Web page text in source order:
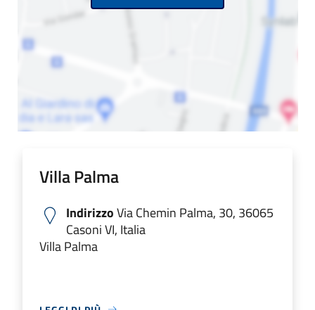
Villa Palma
IndirizzoVia Chemin Palma, 30, 36065
Casoni VI, Italia
Villa Palma